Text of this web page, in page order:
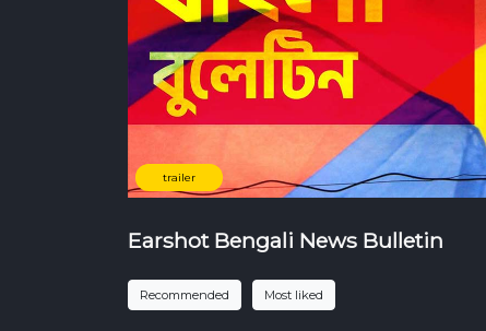
trailer
Earshot Bengali News Bulletin
Recommended Most liked